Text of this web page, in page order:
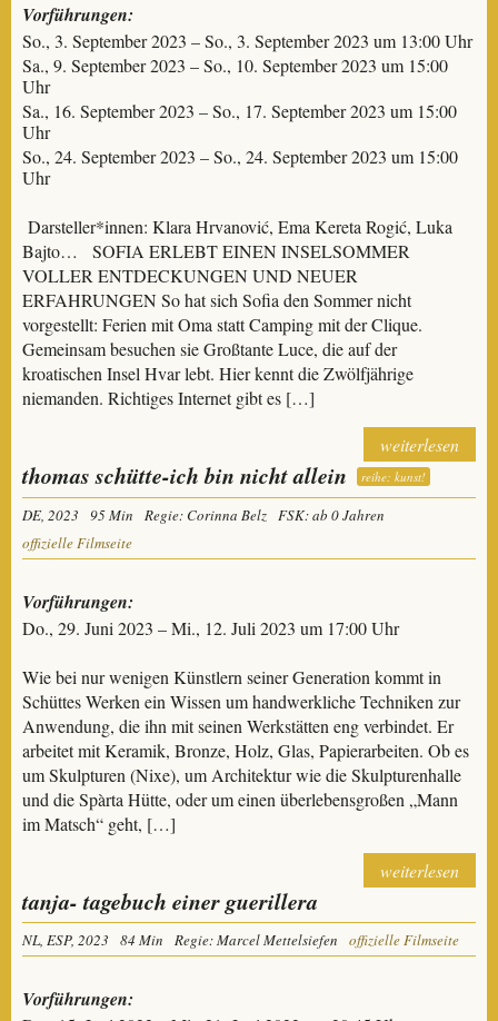
Vorführungen:
So., 3. September 2023 – So., 3. September 2023 um 13:00 Uhr
Sa., 9. September 2023 – So., 10. September 2023 um 15:00
Uhr
Sa., 16. September 2023 – So., 17. September 2023 um 15:00
Uhr
So., 24. September 2023 – So., 24. September 2023 um 15:00
Uhr
Darsteller*innen: Klara Hrvanović, Ema Kereta Rogić, Luka
Bajto… SOFIA ERLEBT EINEN INSELSOMMER
VOLLER ENTDECKUNGEN UND NEUER
ERFAHRUNGEN So hat sich Sofia den Sommer nicht
vorgestellt: Ferien mit Oma statt Camping mit der Clique.
Gemeinsam besuchen sie Großtante Luce, die auf der
kroatischen Insel Hvar lebt. Hier kennt die Zwölfjährige
niemanden. Richtiges Internet gibt es […]
weiterlesen
thomas schütte-ich bin nicht allein reihe: kunst!
DE, 2023 95 Min Regie: Corinna Belz FSK: ab 0 Jahren
offizielle Filmseite
Vorführungen:
Do., 29. Juni 2023 – Mi., 12. Juli 2023 um 17:00 Uhr
Wie bei nur wenigen Künstlern seiner Generation kommt in
Schüttes Werken ein Wissen um handwerkliche Techniken zur
Anwendung, die ihn mit seinen Werkstätten eng verbindet. Er
arbeitet mit Keramik, Bronze, Holz, Glas, Papierarbeiten. Ob es
um Skulpturen (Nixe), um Architektur wie die Skulpturenhalle
und die Spàrta Hütte, oder um einen überlebensgroßen „Mann
im Matsch“ geht, […]
weiterlesen
tanja- tagebuch einer guerillera
NL, ESP, 2023 84 Min Regie: Marcel Mettelsiefen offizielle Filmseite
Vorführungen: